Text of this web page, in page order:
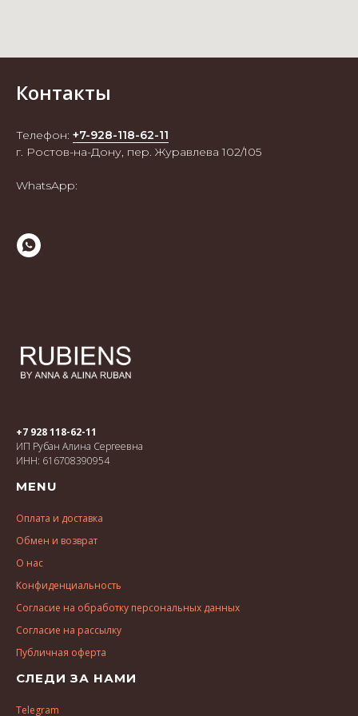
Контакты
Телефон: +7-928-118-62-11
г. Ростов-на-Дону, пер. Журавлева 102/105
WhatsApp:
+7 928 118-62-11
ИП Рубан Алина Сергеевна
ИНН: 616708390954
MENU
Оплата и доставка
Обмен и возврат
О нас
Конфиденциальность
Согласие на обработку персональных данных
Согласие на рассылку
Публичная оферта
СЛЕДИ ЗА НАМИ
Telegram